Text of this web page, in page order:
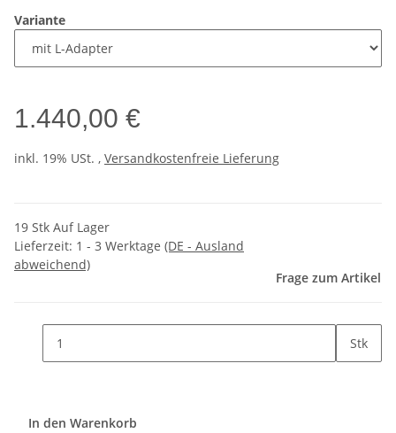
Variante
1.440,00 €
inkl. 19% USt. , Versandkostenfreie Lieferung
19 Stk Auf Lager
Lieferzeit: 1 - 3 Werktage (DE - Ausland
abweichend)
Frage zum Artikel
Stk
In den Warenkorb